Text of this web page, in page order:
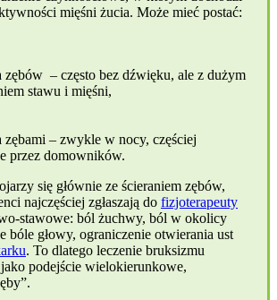
mięśni żucia. Może mieć postać:
zębów – często bez dźwięku, ale z dużym
stawu i mięśni,
zębami – zwykle w nocy, częściej
przez domowników.
się głównie ze ścieraniem zębów,
najczęściej zgłaszają do fizjoterapeuty
stawowe: ból żuchwy, ból w okolicy
bóle głowy, ograniczenie otwierania ust
. To dlatego leczenie bruksizmu
podejście wielokierunkowe,